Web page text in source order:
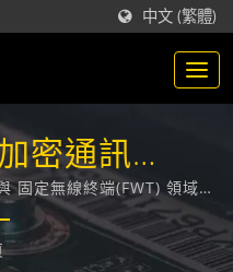
中文 (繁體)
密通訊
|
固定無線終端(FWT) 領域，
各大電信業者提供通訊技術
方案。